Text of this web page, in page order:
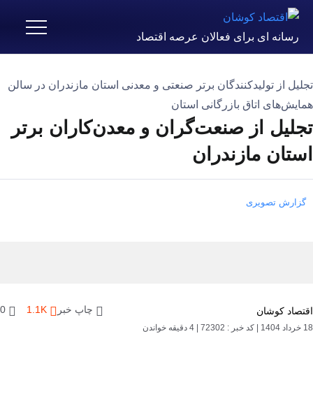
رسانه ای برای فعالان عرصه اقتصاد
تجلیل از تولیدکنندگان برتر صنعتی و معدنی استان مازندران در سالن
همایش‌های اتاق بازرگانی استان
تجلیل از صنعت‌گران و معدن‌کاران برتر
استان مازندران
گزارش تصویری
اقتصاد کوشان
18 خرداد 1404 | کد خبر : 72302 | 4 دقیقه خواندن
چاپ خبر 1.1K
0